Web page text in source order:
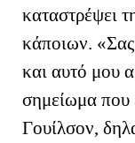
καταστρέψει
κάποιων.
και αυτό μου
σημείωμα που
Γουίλσον,